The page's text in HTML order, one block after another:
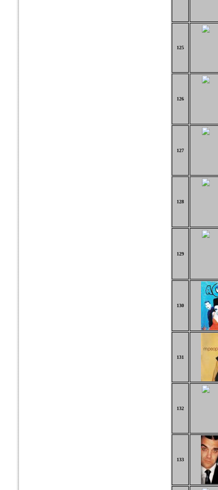
125
126
127
128
129
130
131
132
133